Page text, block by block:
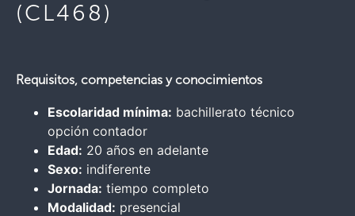
(CL468)
Requisitos, competencias y conocimientos
Escolaridad mínima: bachillerato técnico
opción contador
Edad: 20 años en adelante
Sexo: indiferente
Jornada: tiempo completo
Modalidad: presencial